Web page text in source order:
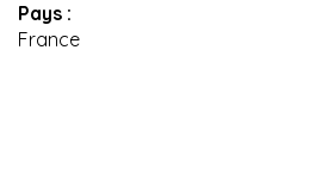
Pays :
France